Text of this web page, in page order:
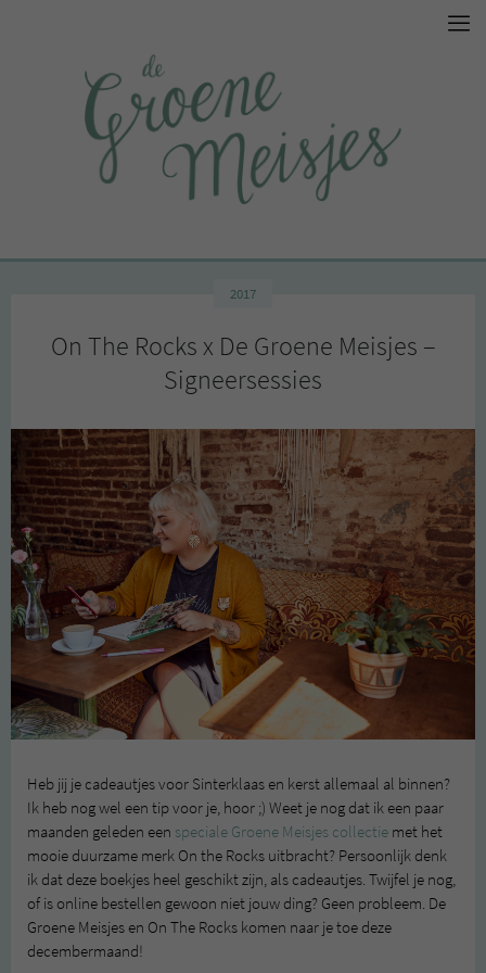
2017
On The Rocks x De Groene Meisjes –
Signeersessies
Heb jij je cadeautjes voor Sinterklaas en kerst allemaal al binnen?
Ik heb nog wel een tip voor je, hoor ;) Weet je nog dat ik een paar
maanden geleden een speciale Groene Meisjes collectie met het
mooie duurzame merk On the Rocks uitbracht? Persoonlijk denk
ik dat deze boekjes heel geschikt zijn, als cadeautjes. Twijfel je nog,
of is online bestellen gewoon niet jouw ding? Geen probleem. De
Groene Meisjes en On The Rocks komen naar je toe deze
decembermaand!